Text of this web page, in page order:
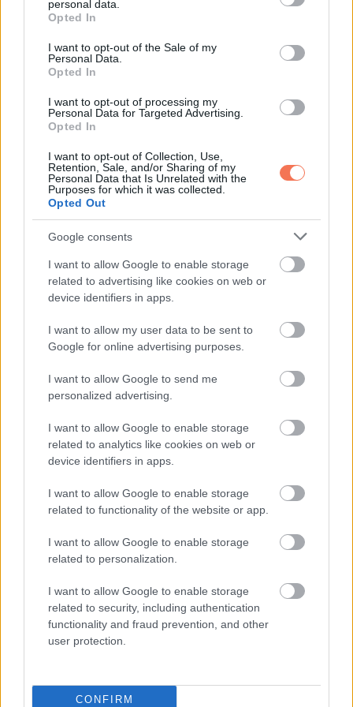
grant or deny consent to Google and its third-party tags to
use your data for below specified purposes in below Google
consent section.
personal data.
Opted In
I want to opt-out of the Sale of my
Personal Data.
Opted In
I want to opt-out of processing my
Personal Data for Targeted Advertising.
Opted In
I want to opt-out of Collection, Use,
Retention, Sale, and/or Sharing of my
Personal Data that Is Unrelated with the
Purposes for which it was collected.
Opted Out
Google consents
I want to allow Google to enable storage
related to advertising like cookies on web or
device identifiers in apps.
I want to allow my user data to be sent to
Google for online advertising purposes.
I want to allow Google to send me
personalized advertising.
I want to allow Google to enable storage
related to analytics like cookies on web or
device identifiers in apps.
I want to allow Google to enable storage
related to functionality of the website or app.
I want to allow Google to enable storage
related to personalization.
I want to allow Google to enable storage
related to security, including authentication
functionality and fraud prevention, and other
user protection.
CONFIRM
be. A Szüzek biztonságérzetet és stabilitást hoznak
számítani.
Ez a három csillagjegy, a Rák, a Halak és a Szűz rendelkezik
a legszebb lélekkel és a legkedvesebb szívvel a
és támogatást nyújtanak, ami igazi áldássá teszi őket a
körülöttük élők számára.
Oszd meg ezt a posztot:
via
Email
ELŐZŐ POSZT
Horror a közutakon: Kétgyermekes anya
az áldozat – Fájó szívvel búcsúzunk!
KÖVETKEZŐ POSZT
Kos – Bika – Ikrek-Rák-Oroszlán-Szűz-
Mérleg-Skorpió-Nyilas-Bak – Vízöntő –
Halak figyelem! Hatalmas változást hoz a